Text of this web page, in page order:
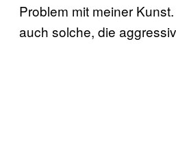
Problem mit meiner
auch solche, die